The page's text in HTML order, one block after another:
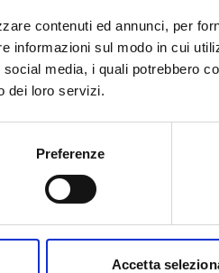
contenuti ed annunci, per
informazioni sul modo in cui
media, i quali potrebbero
dei loro servizi.
Preferenze
Accetta
ai polmoni e allo stomaco in
I progetti pilota
sotto-topic, in particolare le
le quali i risultati del
far luce su quegli
tra i12 mesi e i 36 mesi.
durata ottimalesuggerita